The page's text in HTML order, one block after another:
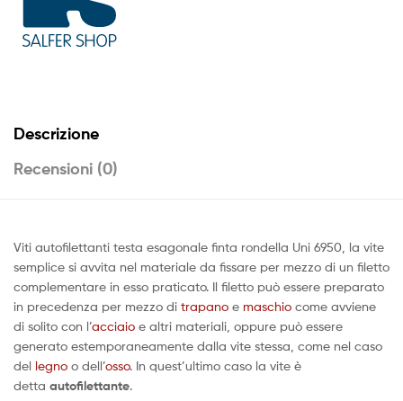
Descrizione
Recensioni (0)
Viti autofilettanti testa esagonale finta rondella Uni 6950, la vite
semplice si avvita nel materiale da fissare per mezzo di un filetto
complementare in esso praticato. Il filetto può essere preparato
in precedenza per mezzo di trapano e maschio come avviene
di solito con l’acciaio e altri materiali, oppure può essere
generato estemporaneamente dalla vite stessa, come nel caso
del legno o dell’osso. In quest’ultimo caso la vite è
detta autofilettante.